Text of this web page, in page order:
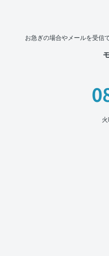
お急ぎの場合やメールを受信